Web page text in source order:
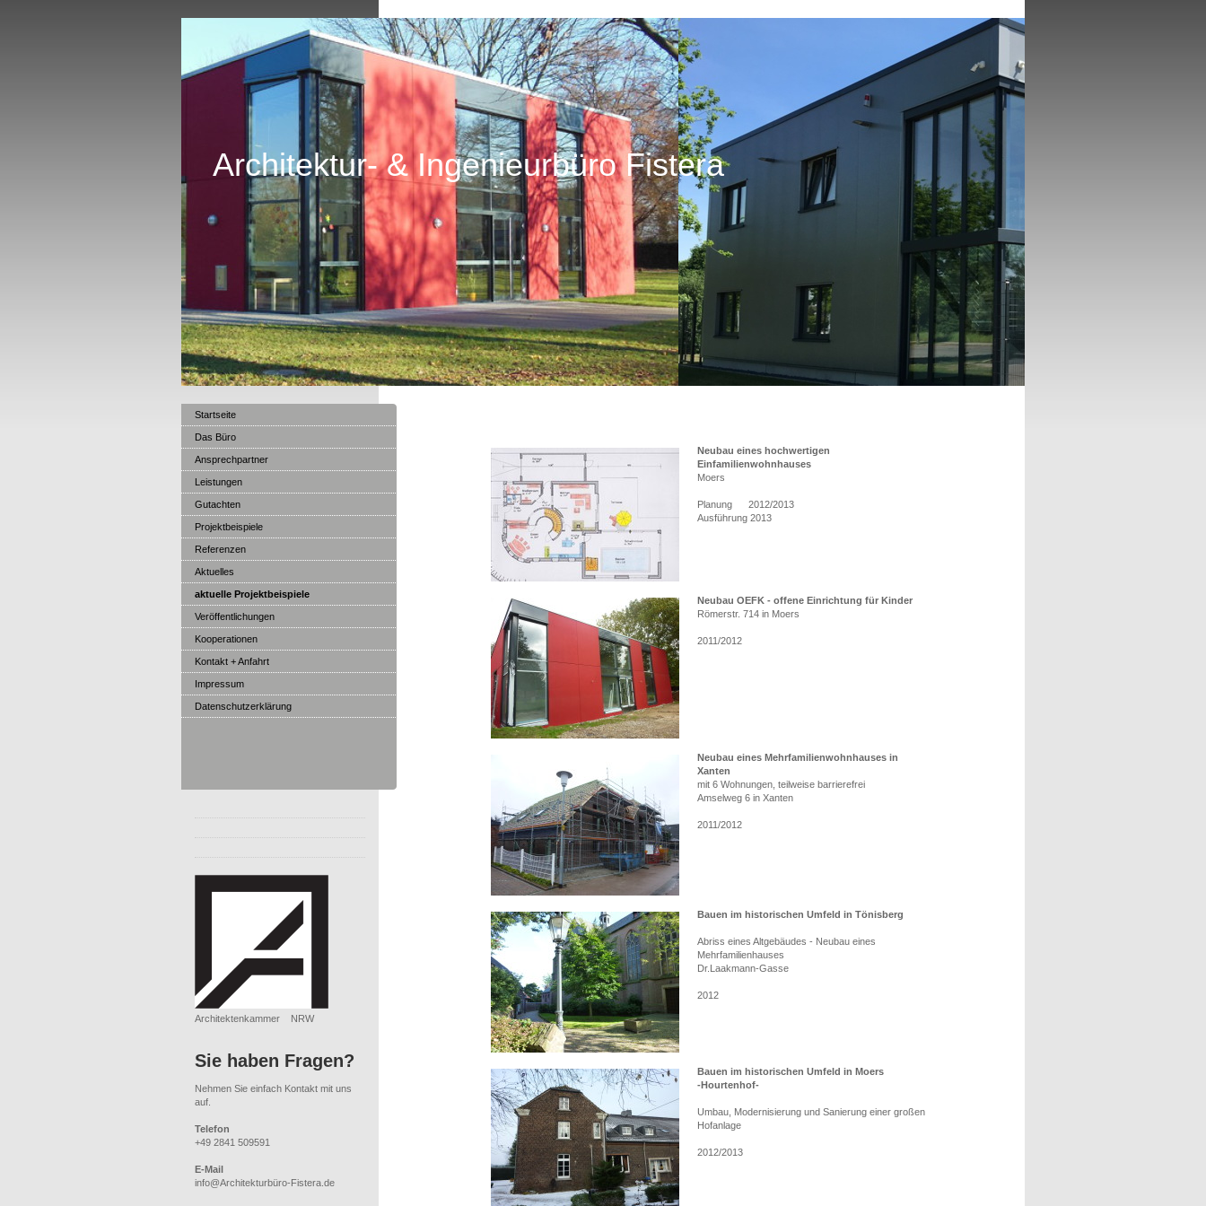
Architektur- & Ingenieurbüro Fistera
Neubau eines hochwertigen
Einfamilienwohnhauses
Moers
Planung 2012/2013
Ausführung 2013
Neubau OEFK - offene Einrichtung für Kinder
Römerstr. 714 in Moers
2011/2012
Neubau eines Mehrfamilienwohnhauses in
Xanten
mit 6 Wohnungen, teilweise barrierefrei
Amselweg 6 in Xanten
2011/2012
Bauen im historischen Umfeld in Tönisberg
Abriss eines Altgebäudes - Neubau eines
Mehrfamilienhauses
Dr.Laakmann-Gasse
2012
Bauen im historischen Umfeld in Moers
-Hourtenhof-
Umbau, Modernisierung und Sanierung einer großen
Hofanlage
2012/2013
Startseite
Das Büro
Ansprechpartner
Leistungen
Gutachten
Projektbeispiele
Referenzen
Aktuelles
aktuelle Projektbeispiele
Veröffentlichungen
Kooperationen
Kontakt + Anfahrt
Impressum
Datenschutzerklärung
Architektenkammer NRW
Sie haben Fragen?
Nehmen Sie einfach Kontakt mit uns
auf.
Telefon
+49 2841 509591
E-Mail
info@Architekturbüro-Fistera.de